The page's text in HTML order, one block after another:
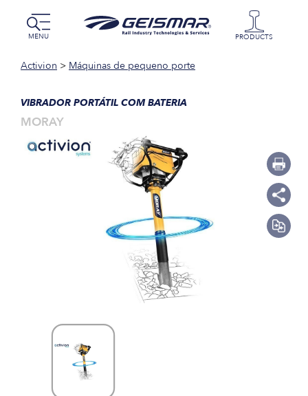
MENU PRODUCTS
Activion > Máquinas de pequeno porte
VIBRADOR PORTÁTIL COM BATERIA
MORAY